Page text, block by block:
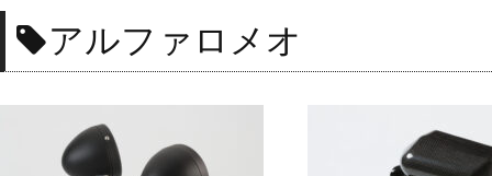
アルファロメオ